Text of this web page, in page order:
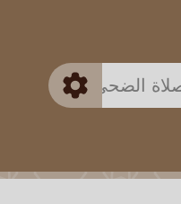
متقدم